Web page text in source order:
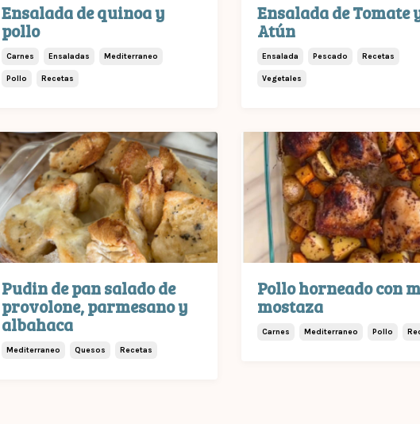
Ensalada de quinoa y
pollo
Carnes Ensaladas Mediterraneo
Pollo Recetas
Ensalada de Tomate
Atún
Ensalada Pescado Recetas
Vegetales
Pudin de pan salado de
provolone, parmesano y
albahaca
Mediterraneo Quesos Recetas
Pollo horneado con
mostaza
Carnes Mediterraneo Pollo